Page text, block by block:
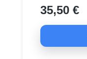
35,50 €